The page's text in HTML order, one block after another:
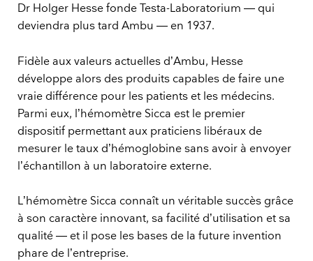
Dr Holger Hesse fonde Testa-Laboratorium — qui
deviendra plus tard Ambu — en 1937.
Fidèle aux valeurs actuelles d’Ambu, Hesse
développe alors des produits capables de faire une
vraie différence pour les patients et les médecins.
Parmi eux, l’hémomètre Sicca est le premier
dispositif permettant aux praticiens libéraux de
mesurer le taux d’hémoglobine sans avoir à envoyer
l’échantillon à un laboratoire externe.
L’hémomètre Sicca connaît un véritable succès grâce
à son caractère innovant, sa facilité d’utilisation et sa
qualité — et il pose les bases de la future invention
phare de l’entreprise.